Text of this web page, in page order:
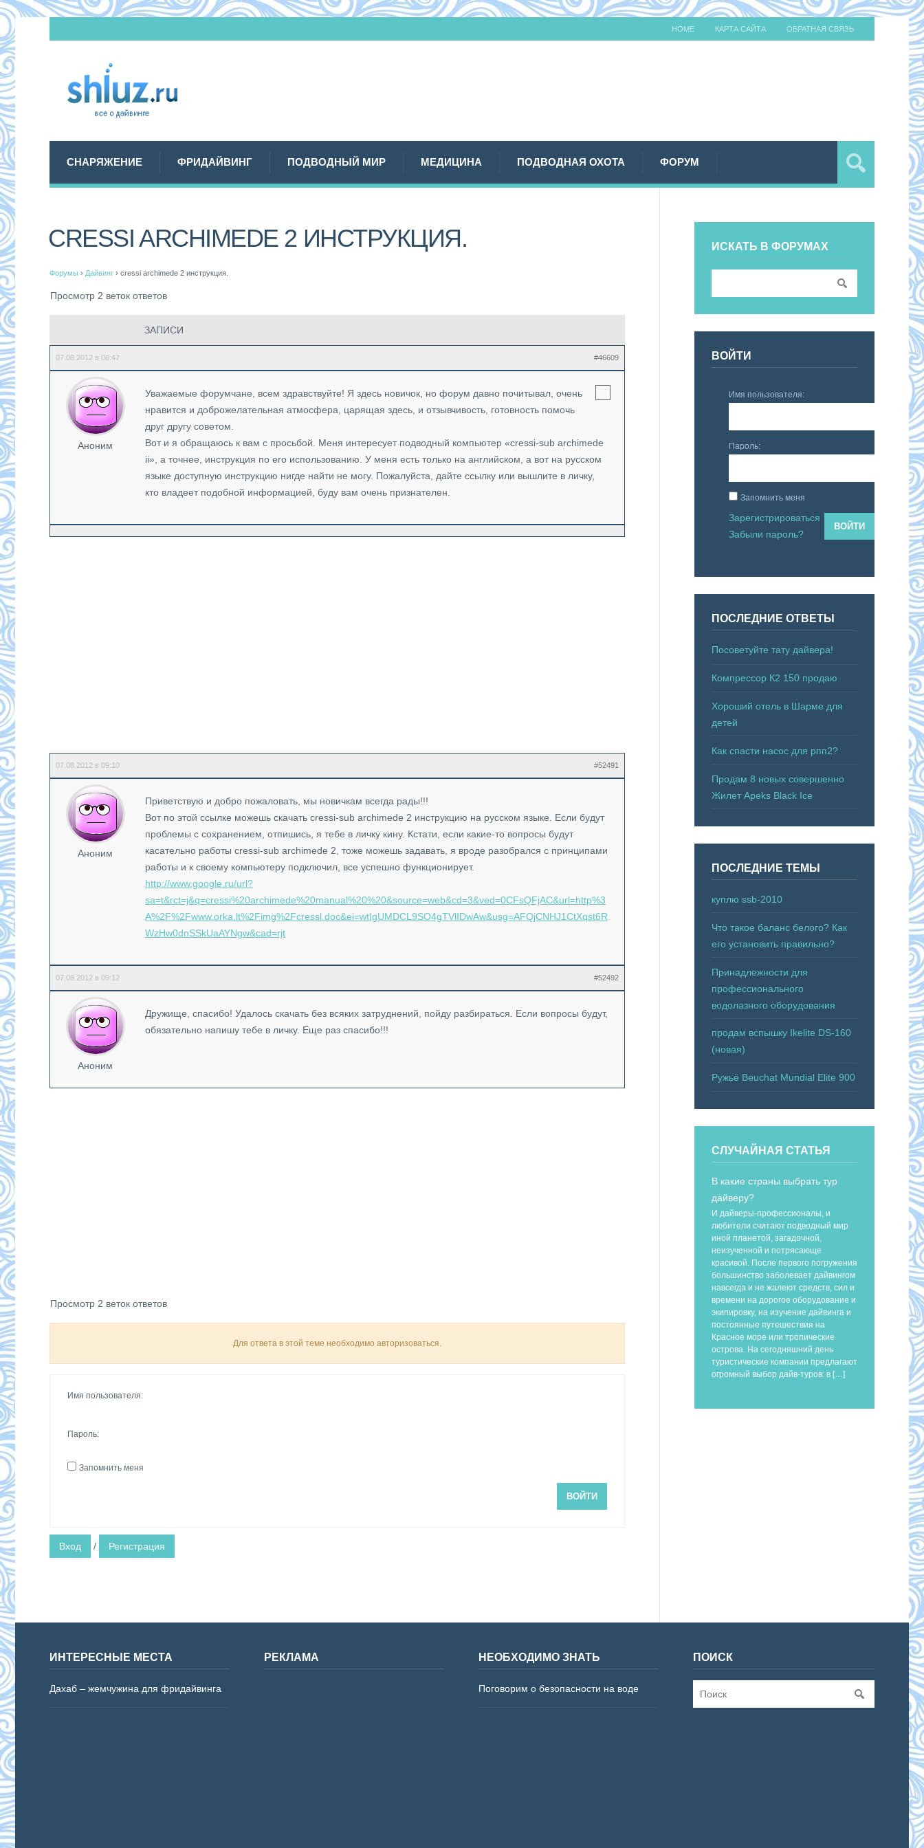
HOME КАРТА САЙТА ОБРАТНАЯ СВЯЗЬ
СНАРЯЖЕНИЕ ФРИДАЙВИНГ ПОДВОДНЫЙ МИР МЕДИЦИНА ПОДВОДНАЯ ОХОТА ФОРУМ
CRESSI ARCHIMEDE 2 ИНСТРУКЦИЯ.
Форумы › Дайвинг › cressi archimede 2 инструкция.
Просмотр 2 веток ответов
ЗАПИСИ
07.08.2012 в 08:47 #46609
Аноним
Уважаемые форумчане, всем здравствуйте! Я здесь новичок, но форум давно почитывал, очень
нравится и доброжелательная атмосфера, царящая здесь, и отзывчивость, готовность помочь
друг другу советом.
Вот и я обращаюсь к вам с просьбой. Меня интересует подводный компьютер «cressi-sub archimede
ii», а точнее, инструкция по его использованию. У меня есть только на английском, а вот на русском
языке доступную инструкцию нигде найти не могу. Пожалуйста, дайте ссылку или вышлите в личку,
кто владеет подобной информацией, буду вам очень признателен.
07.08.2012 в 09:10 #52491
Аноним
Приветствую и добро пожаловать, мы новичкам всегда рады!!!
Вот по этой ссылке можешь скачать cressi-sub archimede 2 инструкцию на русском языке. Если будут
проблемы с сохранением, отпишись, я тебе в личку кину. Кстати, если какие-то вопросы будут
касательно работы cressi-sub archimede 2, тоже можешь задавать, я вроде разобрался с принципами
работы и к своему компьютеру подключил, все успешно функционирует.
http://www.google.ru/url?
sa=t&rct=j&q=cressi%20archimede%20manual%20%20&source=web&cd=3&ved=0CFsQFjAC&url=http%3
A%2F%2Fwww.orka.lt%2Fimg%2Fcressl.doc&ei=wtIgUMDCL9SO4gTVlIDwAw&usg=AFQjCNHJ1CtXqst6R
WzHw0dnSSkUaAYNgw&cad=rjt
07.08.2012 в 09:12 #52492
Аноним
Дружище, спасибо! Удалось скачать без всяких затруднений, пойду разбираться. Если вопросы будут,
обязательно напишу тебе в личку. Еще раз спасибо!!!
Просмотр 2 веток ответов
Для ответа в этой теме необходимо авторизоваться.
Имя пользователя:
Пароль:
Запомнить меня
ВОЙТИ
Вход / Регистрация
ИСКАТЬ В ФОРУМАХ
ВОЙТИ
Имя пользователя:
Пароль:
Запомнить меня
ВОЙТИ
Зарегистрироваться
Забыли пароль?
ПОСЛЕДНИЕ ОТВЕТЫ
Посоветуйте тату дайвера!
Компрессор К2 150 продаю
Хороший отель в Шарме для
детей
Как спасти насос для рпп2?
Продам 8 новых совершенно
Жилет Apeks Black Ice
ПОСЛЕДНИЕ ТЕМЫ
куплю ssb-2010
Что такое баланс белого? Как
его установить правильно?
Принадлежности для
профессионального
водолазного оборудования
продам вспышку Ikelite DS-160
(новая)
Ружьё Beuchat Mundial Elite 900
СЛУЧАЙНАЯ СТАТЬЯ
В какие страны выбрать тур
дайверу?
И дайверы-профессионалы, и
любители считают подводный мир
иной планетой, загадочной,
неизученной и потрясающе
красивой. После первого погружения
большинство заболевает дайвингом
навсегда и не жалеют средств, сил и
времени на дорогое оборудование и
экипировку, на изучение дайвинга и
постоянные путешествия на
Красное море или тропические
острова. На сегодняшний день
туристические компании предлагают
огромный выбор дайв-туров: в […]
ИНТЕРЕСНЫЕ МЕСТА
Дахаб – жемчужина для фридайвинга
РЕКЛАМА НЕОБХОДИМО ЗНАТЬ
Поговорим о безопасности на воде
ПОИСК